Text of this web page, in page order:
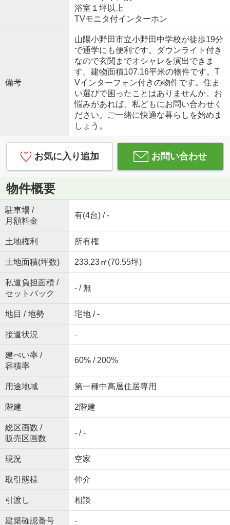
浴室１坪以上
TVモニタ付インターホン
備考
山陽小野田市立小野田中学校が徒歩19分
で通学にも便利です。ダウンライト付き
なので玄関までオシャレを演出できま
す。建物面積107.16平米の物件です。T
Vインターフォン付きの物件です。住ま
い選びで困ったことはありませんか。お
悩みがあれば、私どもにお問い合わせく
ださい。ご一緒に快適な暮らしを始めま
しょう。
お気に入り追加 お問い合わせ
物件概要
駐車場 /
月額料金
有(4台) / -
土地権利 所有権
土地面積(坪数) 233.23㎡(70.55坪)
私道負担面積 /
セットバック
- / 無
地目 / 地勢 宅地 / -
接道状況 -
建ぺい率 /
容積率
60% / 200%
用途地域 第一種中高層住居専用
階建 2階建
総区画数 /
販売区画数
- / -
現況 空家
取引態様 仲介
引渡し 相談
建築確認番号 -